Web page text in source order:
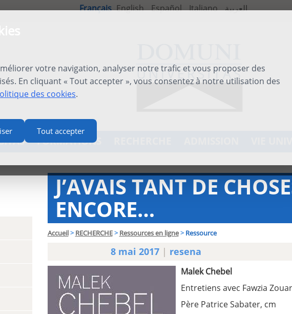
votre navigation, analyser notre trafic et vous proposer des
En cliquant « Tout accepter », vous consentez à notre utilisation des
des cookies.
Tout accepter
Français English Español Italiano العربية
FORMATIONS VIE
J’AVAIS TANT DE
ENCORE…
Accueil> RECHERCHE> Ressources en ligne> Ressource
8 mai 2017 | resena
Malek Chebel
Entretiens avec Fawzia
Père Patrice Sabater, cm